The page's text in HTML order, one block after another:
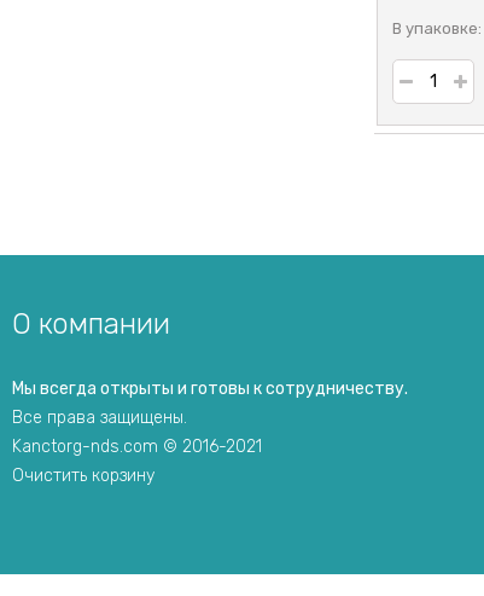
В упаковке:
О компании
Мы всегда открыты и готовы к сотрудничеству.
Все права защищены.
Kanctorg-nds.com © 2016-2021
Очистить корзину